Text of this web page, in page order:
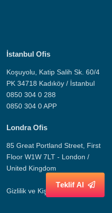
8
9
Teklif Al
İstanbul Ofis
Koşuyolu, Katip Salih Sk. 60/4
PK 34718 Kadıköy / İstanbul
0850 304 0 288
0850 304 0 APP
Londra Ofis
85 Great Portland Street, First
Floor W1W 7LT - London /
United Kingdom
Gizlilik ve Kişisel Veri Politikası